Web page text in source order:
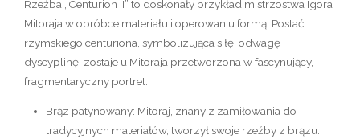
Rzeźba „Centurion II” to doskonały przykład mistrzostwa Igora
Mitoraja w obróbce materiału i operowaniu formą. Postać
rzymskiego centuriona, symbolizująca siłę, odwagę i
dyscyplinę, zostaje u Mitoraja przetworzona w fascynujący,
fragmentaryczny portret.
Brąz patynowany: Mitoraj, znany z zamiłowania do
tradycyjnych materiałów, tworzył swoje rzeźby z brązu.